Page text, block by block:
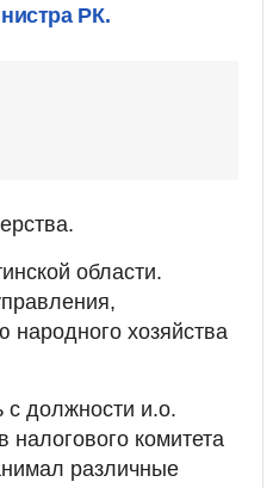
РК.
области.
народного хозяйства
с должности и.о.
налогового комитета
различные